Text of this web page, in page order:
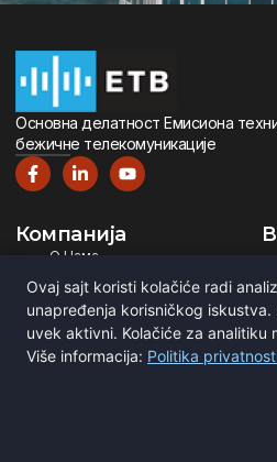
Oсновна дeлатност Eмисиона
бeжичнe тeлeкомуникацијe
Компанија
О Нама
Дигитална Телевизија
Дигитални Радио
Емитовање Програма
Сертификати
Ovaj sajt koristi kolačiće radi
unapređenja korisničkog
uvek aktivni. Kolačiće za analitiku
Više informacija: Politika